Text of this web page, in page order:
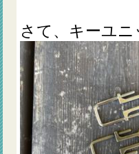
さて、キーユ